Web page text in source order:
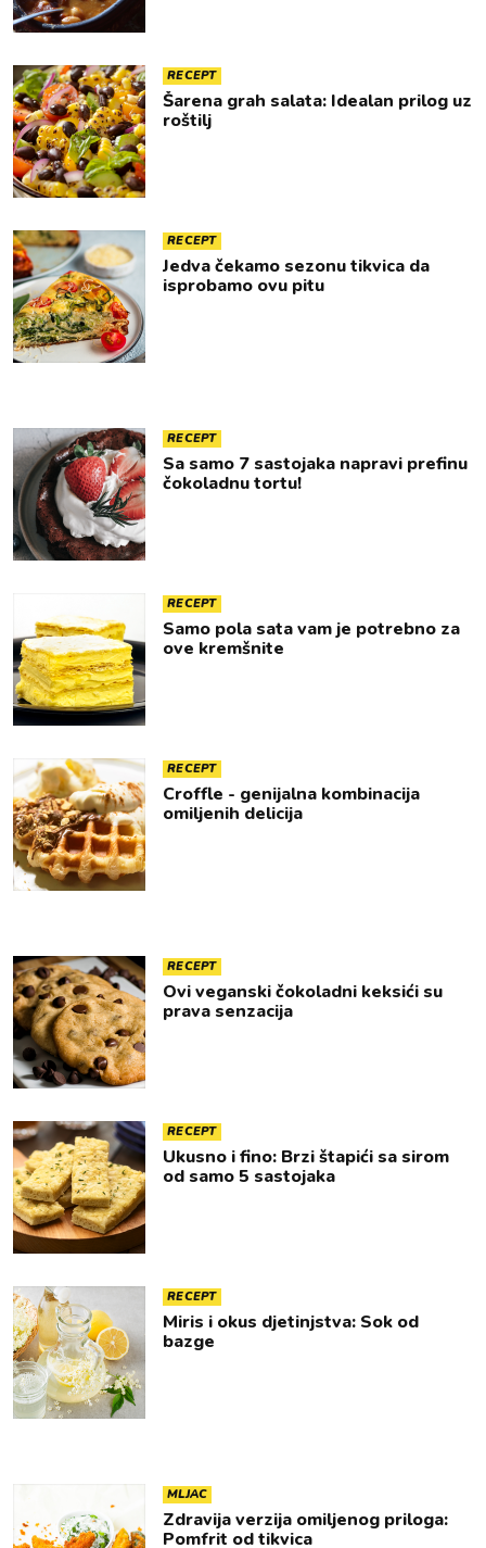
RECEPT
Šarena grah salata: Idealan prilog uz
roštilj
RECEPT
Jedva čekamo sezonu tikvica da
isprobamo ovu pitu
RECEPT
Sa samo 7 sastojaka napravi prefinu
čokoladnu tortu!
RECEPT
Samo pola sata vam je potrebno za
ove kremšnite
RECEPT
Croffle - genijalna kombinacija
omiljenih delicija
RECEPT
Ovi veganski čokoladni keksići su
prava senzacija
RECEPT
Ukusno i fino: Brzi štapići sa sirom
od samo 5 sastojaka
RECEPT
Miris i okus djetinjstva: Sok od
bazge
MLJAC
Zdravija verzija omiljenog priloga:
Pomfrit od tikvica